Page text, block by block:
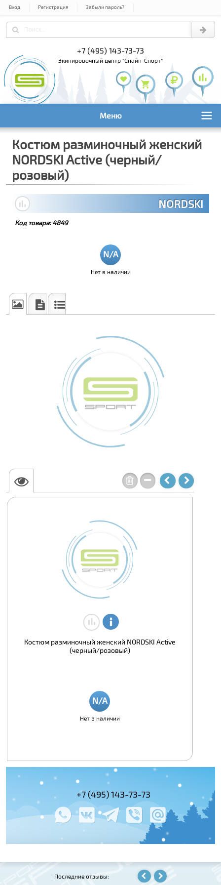
Вход Регистрация Забыли пароль?
+7 (495) 143-73-73
экипировочный центр "Спайн-Спорт"
Меню
Костюм разминочный женский
NORDSKI Active (черный/
розовый)
NORDSKI
Код товара: 4849
Нет в наличии
Костюм разминочный женский NORDSKI Active
(черный/розовый)
Нет в наличии
+7 (495) 143-73-73 +7 (800)
+7 (495)
Последние отзывы: